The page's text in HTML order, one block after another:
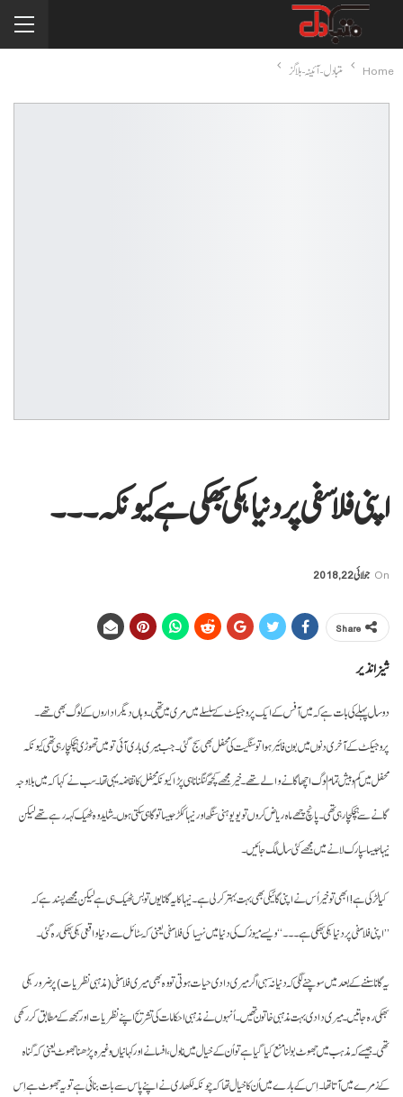
Home متبادل-آئینہ-بلاگز
اپنی فلاسفی پر دنیا ہکی بھکی ہے کیونکہ۔۔۔
On جولائی 22, 2018
Share
شیزا نذیر
دو سال پہلے کی بات ہے کہ میں آفس کے ایک پروجیکٹ کے سلسلے میں مری میں تھی۔ وہاں دیگر اداروں کے لوگ بھی تھے۔
پروجیکٹ کے آخری دنوں میں بون فائیر ہوا تو سنگیت کی محفل بھی سج گئی۔ جب میری باری آئی تو میں تھوڑی ہچکچا رہی تھی کیونکہ
محفل میں کم و بیش تمام لوگ اچھا گانے والے تھے۔ خیر مجھے کچھ گنگنانا ہی پڑا کیونکہ محفل کا تقاضہ یہی تھا۔ سب نے کہا کہ میں بلا وجہ
گانے سے ہچکچا رہی تھی۔ پانچ چھے ماہ ریاض کروں تو یویو ہنی سنگھ اور نیہا ککڑ جیسا تو گا ہی سکتی ہوں۔ شاید وہ ٹھیک کہہ رہے تھے لیکن
نیہا جیسا سپارک لانے میں مجھے کئی سال لگ جائیں۔
کیا لڑکی ہے! ابھی تو خیر اُس نے اپنی گائیکی بھی بہت بہتر کر لی ہے۔ نیہا کا یہ گانا یوں تو بس ٹھیک ہی ہے لیکن مجھے پسند ہے کہ
’’اپنی فلاسفی پر دنیا ہکی بھکی ہے۔۔۔‘‘ ویسے میوزک کی دنیا میں نہیا کی فلاسفی یعنی کہ سٹائل سے دنیا واقعی ہکی بھکی رہ گئی۔
یہ گانا سننے کے بعد میں سوچنے لگی کہ دنیا نہ سہی اگر میری دادی حیات ہوتی تو وہ بھی میری فلاسفی (مذہبی نظریات) پر ضرور ہکی
بھکی رہ جاتیں۔ میری دادی بہت مذہبی خاتون تھیں۔ اُنہوں نے مذہبی احکامات کی تشریح اپنے نظریات اور سمجھ کے مطابق کر رکھی
تھی۔ جیسے کہ مذہب میں جھوٹ بولنا منع کیا گیا ہے تو اُن کے خیال میں ناول، افسانے اور کہانیاں وغیرہ پڑھنا جھوٹ یعنی کہ گناہ
کے زمرے میں آتا تھا۔ اِس کے بارے میں اُن کا خیال تھا کہ چونکہ لکھاری نے اپنے پاس سے بات بنائی ہے تو یہ جھوٹ ہے اِس